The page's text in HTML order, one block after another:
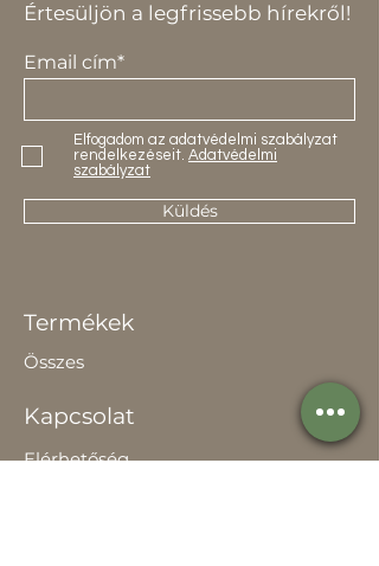
Értesüljön a legfrissebb hírekről!
Email cím*
Elfogadom az adatvédelmi szabályzat
rendelkezéseit. Adatvédelmi
szabályzat
Küldés
Termékek
Összes
Kapcsolat
Elérhetőség